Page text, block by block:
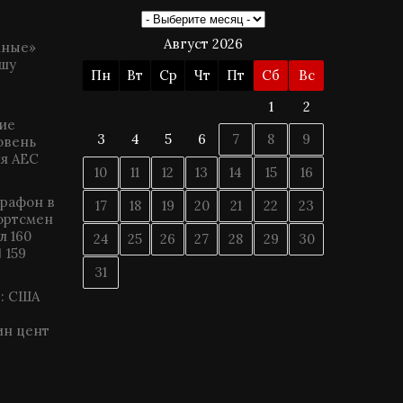
АЕС
в
160
159
США
цент
Август 2026
Пн
Вт Ср Чт Пт Сб
Вс
1
2
3
4 5 6 7 8
9
10
11 12 13 14 15
16
17
18 19 20 21 22
23
24
25 26 27 28 29
30
31